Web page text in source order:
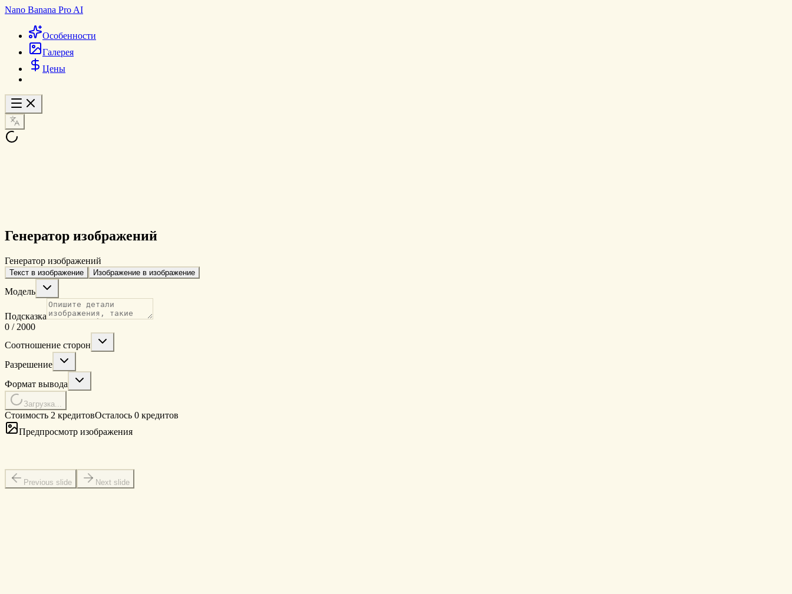
Nano Banana Pro AI
Особенности
Галерея
Цены
Генератор изображений
Генератор изображений
Текст в изображение Изображение в изображение
Модель
Подсказка
0 / 2000
Соотношение сторон
Разрешение
Формат вывода
Загрузка...
Стоимость 2 кредитовОсталось 0 кредитов
Предпросмотр изображения
Previous slide Next slide